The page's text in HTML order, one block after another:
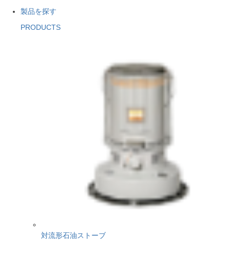
製品を探す
PRODUCTS
対流形石油ストーブ